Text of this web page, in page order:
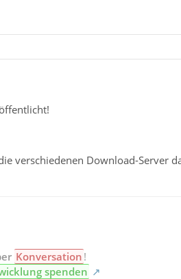
verschiedenen Download-Server
Konversation !
spenden